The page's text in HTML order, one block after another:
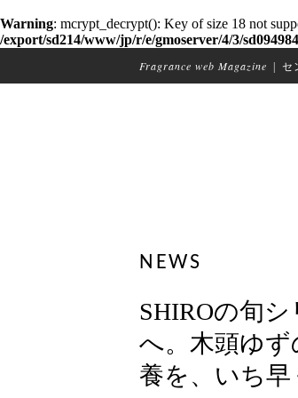
Warning: mcrypt_decrypt(): Key of size 18 not
/export/sd214/www/jp/r/e/gmoserver/4/3/
Fragrance web Magazine セ
NEWS
SHIROの旬
へ。木頭ゆ
養を、いち早